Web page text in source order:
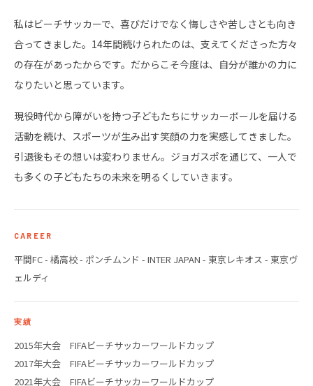
私はビーチサッカーで、喜びだけでなく悔しさや苦しさとも向き
合ってきました。14年間続けられたのは、支えてくださった方々
の存在があったからです。だからこそ今度は、自分が誰かの力に
なりたいと思っています。
現役時代から障がいを持つ子どもたちにサッカーボールを届ける
活動を続け、スポーツが生み出す笑顔の力を実感してきました。
引退後もその想いは変わりません。ジョガスポを通じて、一人で
も多くの子どもたちの未来を明るくしていきます。
CAREER
平間FC - 橘高校 - ポンチムンド - INTER JAPAN - 東京レキオス - 東京ヴ
ェルディ
実績
2015年大会 FIFAビーチサッカーワールドカップ
2017年大会 FIFAビーチサッカーワールドカップ
2021年大会 FIFAビーチサッカーワールドカップ